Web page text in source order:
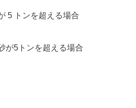
5 トンを超える場合
が5トンを超える場合